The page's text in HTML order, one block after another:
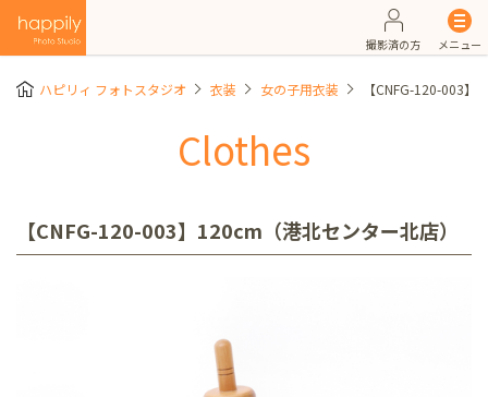
撮影済の方 メニュー
ハピリィ フォトスタジオ 衣装 女の子用衣装 【CNFG-120-003
Clothes
【CNFG-120-003】120cm（港北センター北店）